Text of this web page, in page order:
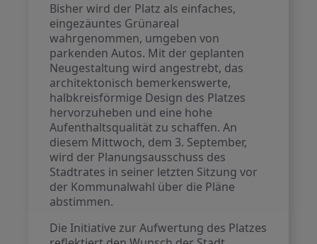
Bisher wird der Platz als einfaches,
eingezäuntes Grünareal
wahrgenommen, umgeben von
parkenden Autos. Mit der geplanten
Neugestaltung wird angestrebt, das
architektonisch bemerkenswerte,
halbkreisförmige Design des Platzes
hervorzuheben und eine hohe
Aufenthaltsqualität zu schaffen. An
diesem Mittwoch, dem 3. September,
wird der Planungsausschuss des
Stadtrates in seiner letzten Sitzung vor
der Kommunalwahl über die Pläne
abstimmen.
Die Initiative zur Aufwertung des Platzes